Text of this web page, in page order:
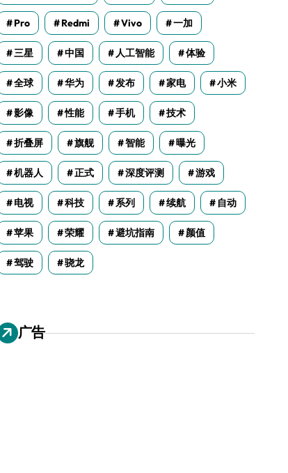
Pro Redmi Vivo 一加
三星 中国 人工智能 体验
全球 华为 发布 家电 小米
影像 性能 手机 技术
折叠屏 旗舰 智能 曝光
机器人 正式 深度评测 游戏
电视 科技 系列 续航 自动
苹果 荣耀 避坑指南 颜值
驾驶 骁龙
广告